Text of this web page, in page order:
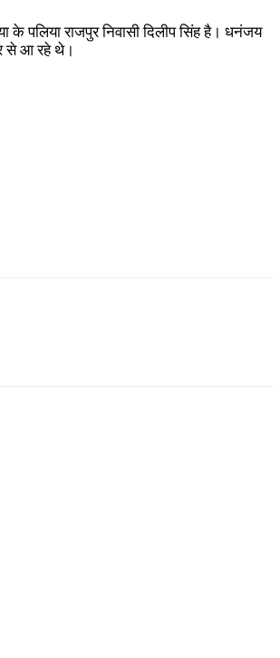
पलिया राजपुर निवासी दिलीप सिंह है। धनंजय
से आ रहे थे।